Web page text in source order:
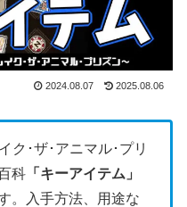
2024.08.07 2025.08.06
ク･ザ･アニマル･プリ
科 「キーアイテム」
。入手方法、用途な